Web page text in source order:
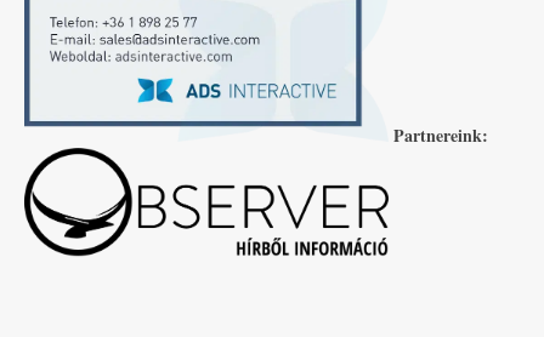
Partnereink: